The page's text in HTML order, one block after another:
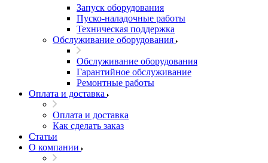
Запуск оборудования
Пуско-наладочные работы
Техническая поддержка
Обслуживание оборудования
Обслуживание оборудования
Гарантийное обслуживание
Ремонтные работы
Оплата и доставка
Оплата и доставка
Как сделать заказ
Статьи
О компании